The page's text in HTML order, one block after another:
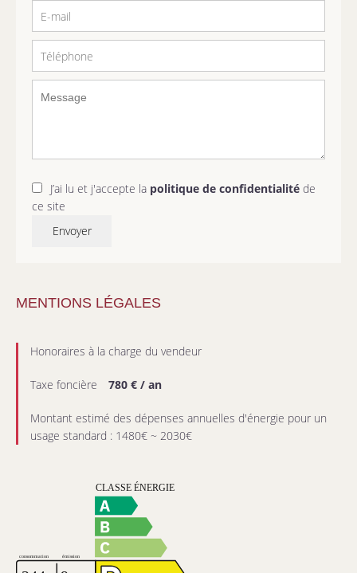
J’ai lu et j'accepte la politique de confidentialité de
ce site
Envoyer
MENTIONS LÉGALES
Honoraires à la charge du vendeur
Taxe foncière 780 € / an
Montant estimé des dépenses annuelles d'énergie pour un
usage standard : 1480€ ~ 2030€